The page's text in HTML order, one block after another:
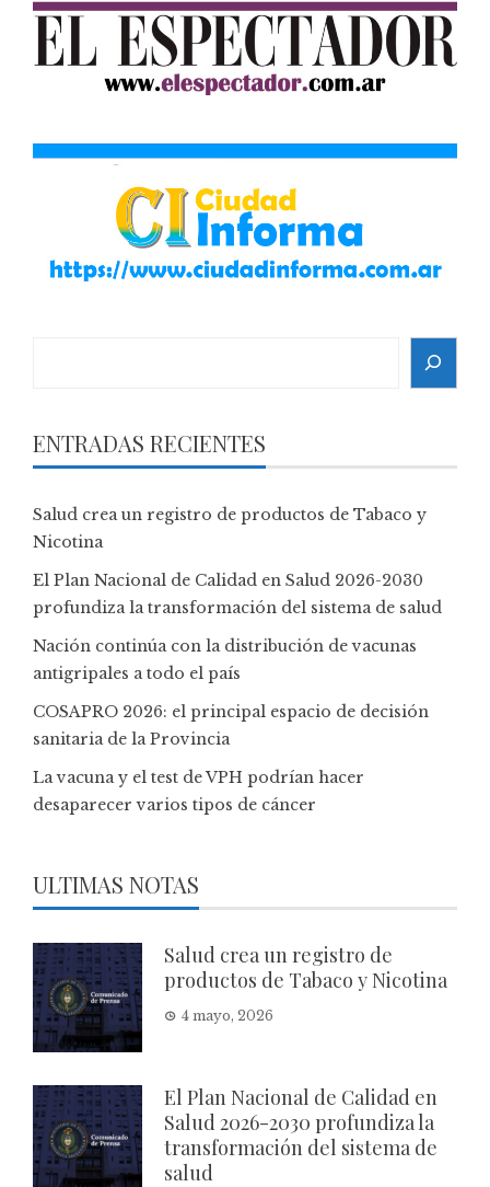
ENTRADAS RECIENTES
Salud crea un registro de productos de Tabaco y
Nicotina
El Plan Nacional de Calidad en Salud 2026-2030
profundiza la transformación del sistema de salud
Nación continúa con la distribución de vacunas
antigripales a todo el país
COSAPRO 2026: el principal espacio de decisión
sanitaria de la Provincia
La vacuna y el test de VPH podrían hacer
desaparecer varios tipos de cáncer
ULTIMAS NOTAS
Salud crea un registro de
productos de Tabaco y Nicotina
4 mayo, 2026
El Plan Nacional de Calidad en
Salud 2026-2030 profundiza la
transformación del sistema de
salud